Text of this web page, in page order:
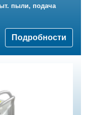
пыли, подача
Подробности